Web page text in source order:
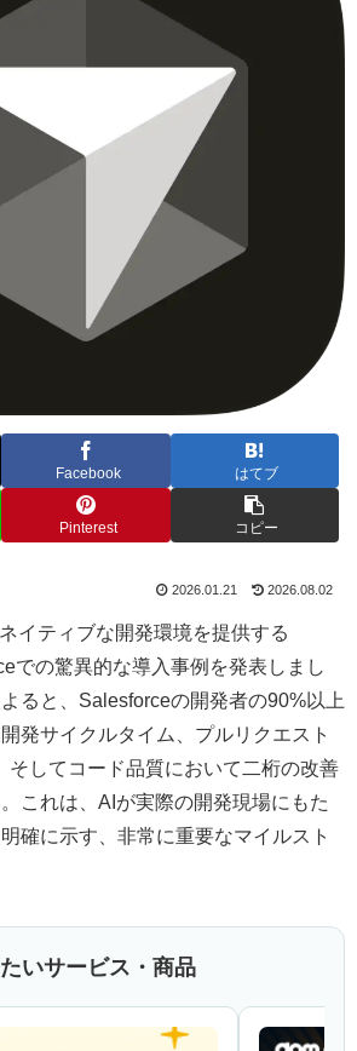
Facebook はてブ
Pinterest コピー
2026.01.21 2026.08.02
イティブな開発環境を提供する
での驚異的な導入事例を発表しまし
ると、Salesforceの開発者の90%以上
発サイクルタイム、プルリクエスト
そしてコード品質において二桁の改善
これは、AIが実際の開発現場にもた
確に示す、非常に重要なマイルスト
いサービス・商品